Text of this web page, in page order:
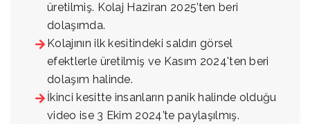
üretilmiş. Kolaj Haziran 2025’ten beri
dolaşımda.
Kolajının ilk kesitindeki saldırı görsel
efektlerle üretilmiş ve Kasım 2024'ten beri
dolaşım halinde.
İkinci kesitte insanların panik halinde olduğu
video ise 3 Ekim 2024’te paylaşılmış.